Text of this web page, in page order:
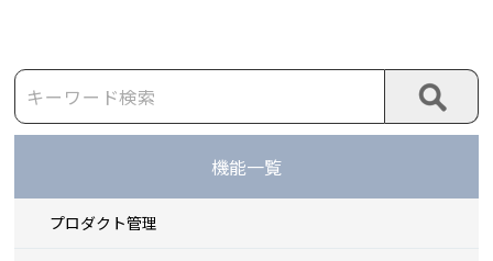
機能一覧
プロダクト管理